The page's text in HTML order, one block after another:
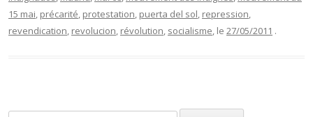
15 mai, précarité, protestation, puerta del sol, repression,
revendication, revolucion, révolution, socialisme, le 27/05/2011 .